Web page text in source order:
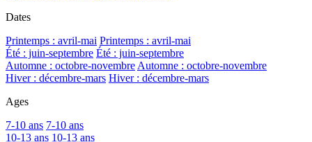
Dates
Printemps : avril-mai Printemps : avril-mai
Été : juin-septembre Été : juin-septembre
Automne : octobre-novembre Automne : octobre-novembre
Hiver : décembre-mars Hiver : décembre-mars
Ages
7-10 ans 7-10 ans
10-13 ans 10-13 ans